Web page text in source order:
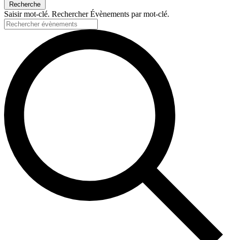
Recherche
Saisir mot-clé. Rechercher Évènements par mot-clé.